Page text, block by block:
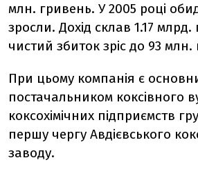
млн. гривень. У 2005 році
зросли. Дохід склав 1.17
чистий збиток зріс до 93 млн.
При цьому компанія є
постачальником коксівного
коксохімічних підприємств
першу чергу Авдієвського
заводу.